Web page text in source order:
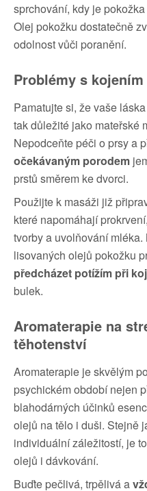
sprchování, kdy je
Olej pokožku dostatečně
odolnost vůči poranění.
Problémy s
Pamatujte si, že vaše
tak důležité jako mateřské
Nepodceňte péči o prsy a
očekávaným porodem
prstů směrem ke dvorci.
Použijte k masáži již
které napomáhají
tvorby a uvolňování
lisovaných olejů pokožku
předcházet potížím při
bulek.
Aromaterapie na
těhotenství
Aromaterapie je skvělým
psychickém období nejen
blahodárných účinků
olejů na tělo i duši. Stejně
individuální záležitostí, je
olejů i dávkování.
Buďte pečlivá, trpělivá a